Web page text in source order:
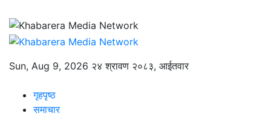
Sun, Aug 9, 2026 २४ श्रावण २०८३, आईतवार
गृहपृष्ठ
समाचार